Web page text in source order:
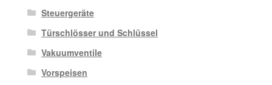
Steuergeräte
Türschlösser und Schlüssel
Vakuumventile
Vorspeisen